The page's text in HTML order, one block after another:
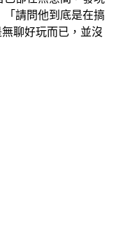
聊好玩而已，並沒